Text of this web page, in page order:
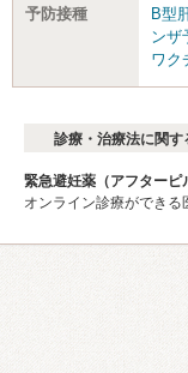
予防接種 B型
ンザ
ワク
診療・治療法に関す
緊急避妊薬（アフターピ
オンライン診療ができる